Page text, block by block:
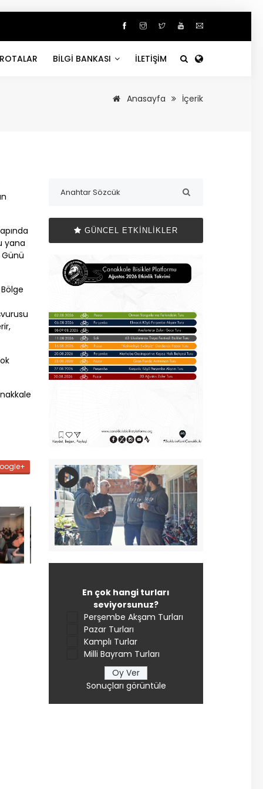
ROTALAR BİLGİ BANKASI İLETİŞİM
Anasayfa İçerik
yana
Günü
GÜNCEL ETKINLIKLER
En çok hangi turları
seviyorsunuz?
Perşembe Akşam Turları
Pazar Turları
Kamplı Turlar
Milli Bayram Turları
Sonuçları görüntüle